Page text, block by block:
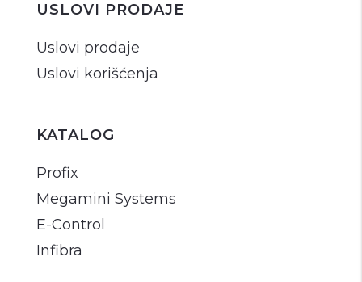
USLOVI PRODAJE
Uslovi prodaje
Uslovi korišćenja
KATALOG
Profix
Megamini Systems
E-Control
Infibra